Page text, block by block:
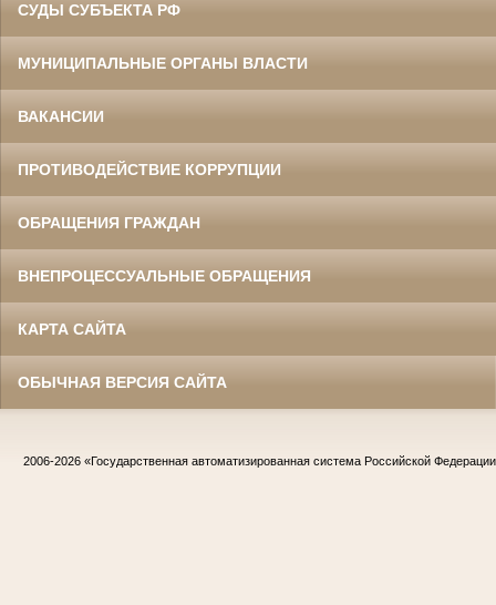
СУДЫ СУБЪЕКТА РФ
МУНИЦИПАЛЬНЫЕ ОРГАНЫ ВЛАСТИ
ВАКАНСИИ
ПРОТИВОДЕЙСТВИЕ КОРРУПЦИИ
ОБРАЩЕНИЯ ГРАЖДАН
ВНЕПРОЦЕССУАЛЬНЫЕ ОБРАЩЕНИЯ
КАРТА САЙТА
ОБЫЧНАЯ ВЕРСИЯ САЙТА
2006-2026 «Государственная автоматизированная система Российской